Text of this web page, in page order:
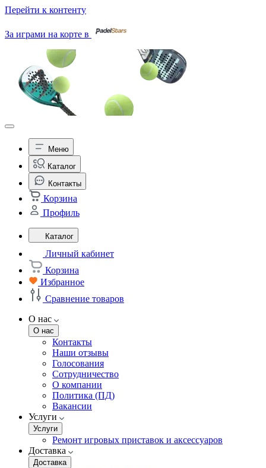
Перейти к контенту
За играми на корте в
Меню
Каталог
Контакты
Корзина
Профиль
Каталог
Личный кабинет
Корзина
Избранное
Сравнение товаров
О нас
О нас
Контакты
Наши отзывы
Голосования
Сотрудничество
О компании
Политика (ПД)
Вакансии
Услуги
Услуги
Ремонт игровых приставок и аксессуаров
Доставка
Доставка